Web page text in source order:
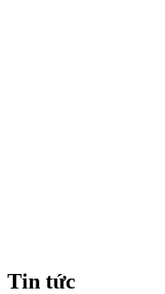
Tin tức